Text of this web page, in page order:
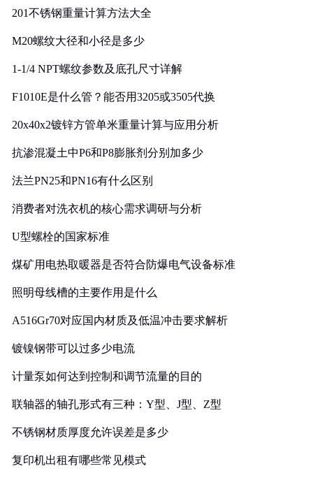
201不锈钢重量计算方法大全
M20螺纹大径和小径是多少
1-1/4 NPT螺纹参数及底孔尺寸详解
F1010E是什么管？能否用3205或3505代换
20x40x2镀锌方管单米重量计算与应用分析
抗渗混凝土中P6和P8膨胀剂分别加多少
法兰PN25和PN16有什么区别
消费者对洗衣机的核心需求调研与分析
U型螺栓的国家标准
煤矿用电热取暖器是否符合防爆电气设备标准
照明母线槽的主要作用是什么
A516Gr70对应国内材质及低温冲击要求解析
镀镍钢带可以过多少电流
计量泵如何达到控制和调节流量的目的
联轴器的轴孔形式有三种：Y型、J型、Z型
不锈钢材质厚度允许误差是多少
复印机出租有哪些常见模式